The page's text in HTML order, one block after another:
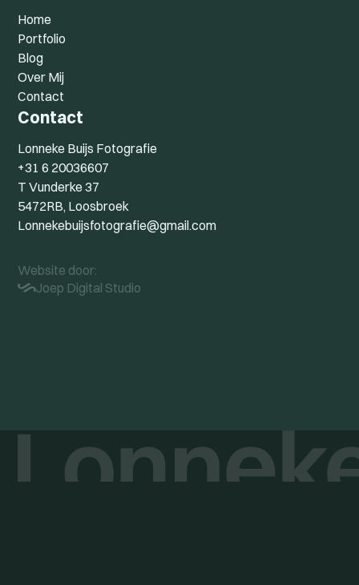
Home
Portfolio
Blog
Over Mij
Contact
Contact
Lonneke Buijs Fotografie
+31 6 20036607
T Vunderke 37
5472RB, Loosbroek
Lonnekebuijsfotografie@gmail.com
Website door:
Joep Digital Studio